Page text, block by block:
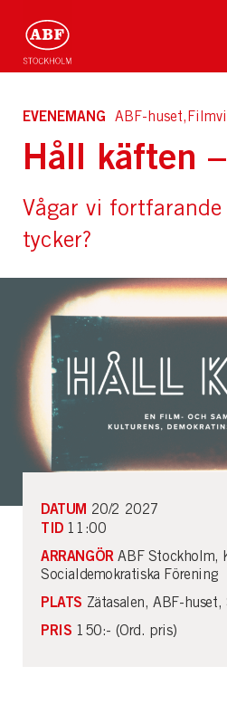
EVENEMANG ABF-
Håll käften
Vågar vi fortfarande
tycker?
DATUM 20/2 2027
TID11:00
ARRANGÖRABF Stockholm,
Socialdemokratiska Förening
PLATS Zätasalen, ABF-huset,
PRIS 150:- (Ord. pris)